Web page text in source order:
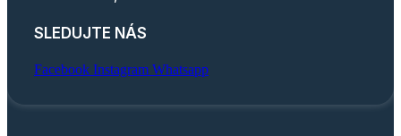
SLEDUJTE NÁS
Facebook Instagram Whatsapp